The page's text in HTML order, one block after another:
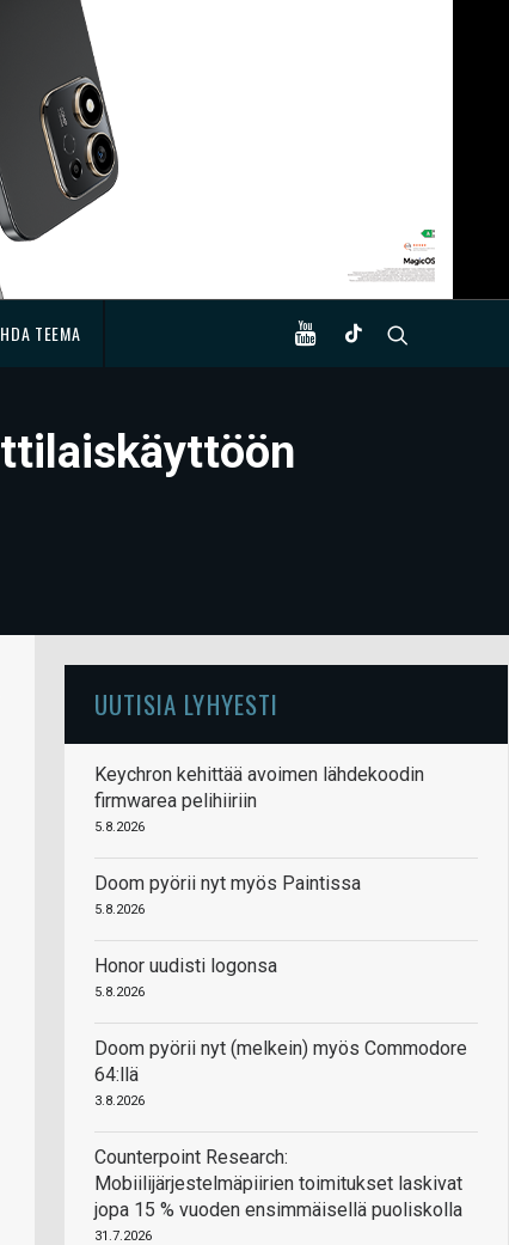
TEEMA
UUTISIA LYHYESTI
Keychron kehittää avoimen lähdekoodin
firmwarea pelihiiriin
5.8.2026
Doom pyörii nyt myös Paintissa
5.8.2026
Honor uudisti logonsa
5.8.2026
Doom pyörii nyt (melkein) myös Commodore
64:llä
3.8.2026
Counterpoint Research:
Mobiilijärjestelmäpiirien toimitukset laskivat
jopa 15 % vuoden ensimmäisellä puoliskolla
31.7.2026